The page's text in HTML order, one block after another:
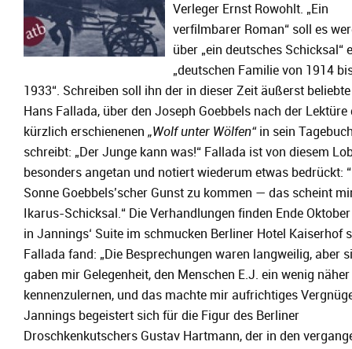
Verleger Ernst Rowohlt. „Ein
verfilmbarer Roman“ soll es
über „ein deutsches Schicksal“
„deutschen Familie von 1914
1933“. Schreiben soll ihn der in dieser Zeit äußerst
Hans Fallada, über den Joseph Goebbels nach der Lektüre
kürzlich erschienenen „Wolf unter Wölfen“ in sein
schreibt: „Der Junge kann was!“ Fallada ist von diesem
besonders angetan und notiert wiederum etwas bedrückt:
Sonne Goebbels’scher Gunst zu kommen — das scheint
Ikarus-Schicksal.“ Die Verhandlungen finden Ende
in Jannings‘ Suite im schmucken Berliner Hotel Kaiserhof
Fallada fand: „Die Besprechungen waren langweilig, aber
gaben mir Gelegenheit, den Menschen E.J. ein wenig näher
kennenzulernen, und das machte mir aufrichtiges
Jannings begeistert sich für die Figur des Berliner
Droschkenkutschers Gustav Hartmann, der in den